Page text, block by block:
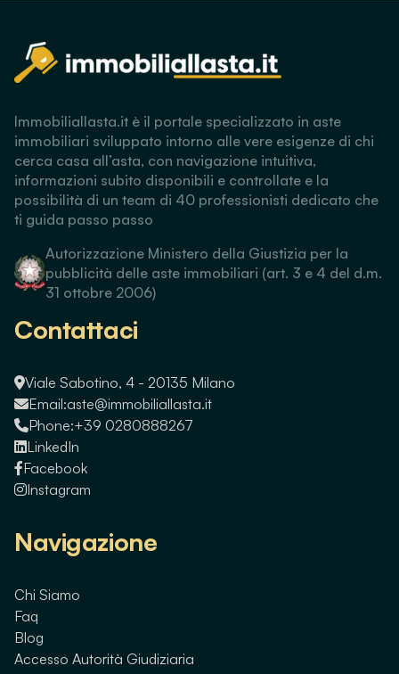
Immobiliallasta.it è il portale specializzato in aste
immobiliari sviluppato intorno alle vere esigenze di chi
cerca casa all’asta, con navigazione intuitiva,
informazioni subito disponibili e controllate e la
possibilità di un team di 40 professionisti dedicato che
ti guida passo passo
Autorizzazione Ministero della Giustizia per la
pubblicità delle aste immobiliari (art. 3 e 4 del d.m.
31 ottobre 2006)
Contattaci
Viale Sabotino, 4 - 20135 Milano
Email:aste@immobiliallasta.it
Phone:+39 0280888267
LinkedIn
Facebook
Instagram
Navigazione
Chi Siamo
Faq
Blog
Accesso Autorità Giudiziaria